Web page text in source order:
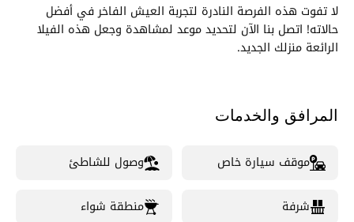
لا تفوت هذه الفرصة النادرة لتجربة العيش الفاخر في أفضل
حالاته! اتصل بنا الآن لتحديد موعد لمشاهدة وجعل هذه الفيلا
الرائعة منزلك الجديد.
المرافق والخدمات
موقف سيارة خاص وصول للشاطئ
شرفة منطقة شواء